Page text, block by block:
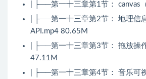
| ├──第一十三章第1节： canvas
| ├──第一十三章第2节： 地理信
API.mp4 80.65M
| ├──第一十三章第3节： 拖放操
47.11M
| ├──第一十三章第4节： 音乐可